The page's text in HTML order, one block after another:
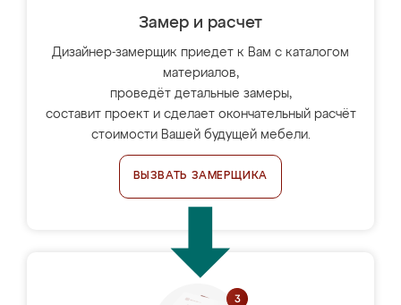
Замер и расчет
Дизайнер-замерщик приедет к Вам с каталогом
материалов,
проведёт детальные замеры,
составит проект и сделает окончательный расчёт
стоимости Вашей будущей мебели.
ВЫЗВАТЬ ЗАМЕРЩИКА